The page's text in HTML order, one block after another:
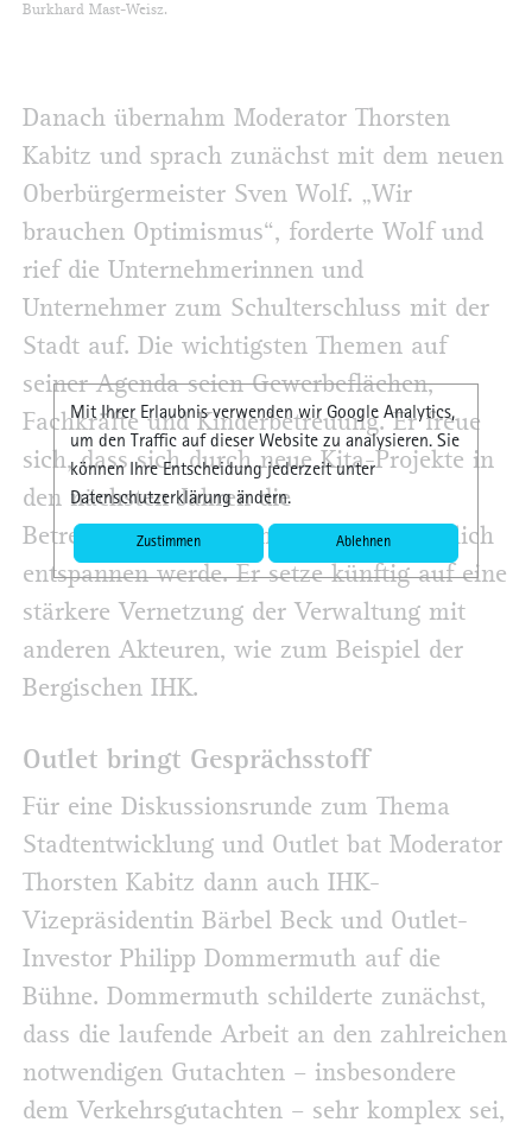
Burkhard Mast-Weisz.
Danach übernahm Moderator Thorsten
Kabitz und sprach zunächst mit dem neuen
Oberbürgermeister Sven Wolf. „Wir
brauchen Optimismus“, forderte Wolf und
rief die Unternehmerinnen und
Unternehmer zum Schulterschluss mit der
Stadt auf. Die wichtigsten Themen auf
seiner Agenda seien Gewerbeflächen,
Fachkräfte und Kinderbetreuung. Er freue
sich, dass sich durch neue Kita-Projekte in
den nächsten Jahren die
Betreuungssituation in Remscheid deutlich
entspannen werde. Er setze künftig auf eine
stärkere Vernetzung der Verwaltung mit
anderen Akteuren, wie zum Beispiel der
Bergischen IHK.
Outlet bringt Gesprächsstoff
Für eine Diskussionsrunde zum Thema
Stadtentwicklung und Outlet bat Moderator
Thorsten Kabitz dann auch IHK-
Vizepräsidentin Bärbel Beck und Outlet-
Investor Philipp Dommermuth auf die
Bühne. Dommermuth schilderte zunächst,
dass die laufende Arbeit an den zahlreichen
notwendigen Gutachten – insbesondere
dem Verkehrsgutachten – sehr komplex sei,
Mit Ihrer Erlaubnis verwenden wir Google Analytics,
um den Traffic auf dieser Website zu analysieren. Sie
können Ihre Entscheidung jederzeit unter
Datenschutzerklärung ändern.
Zustimmen Ablehnen